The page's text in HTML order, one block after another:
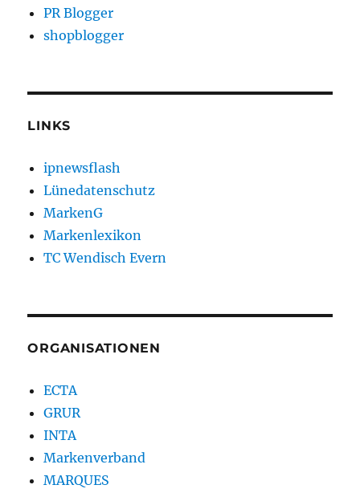
PR Blogger
shopblogger
LINKS
ipnewsflash
Lünedatenschutz
MarkenG
Markenlexikon
TC Wendisch Evern
ORGANISATIONEN
ECTA
GRUR
INTA
Markenverband
MARQUES